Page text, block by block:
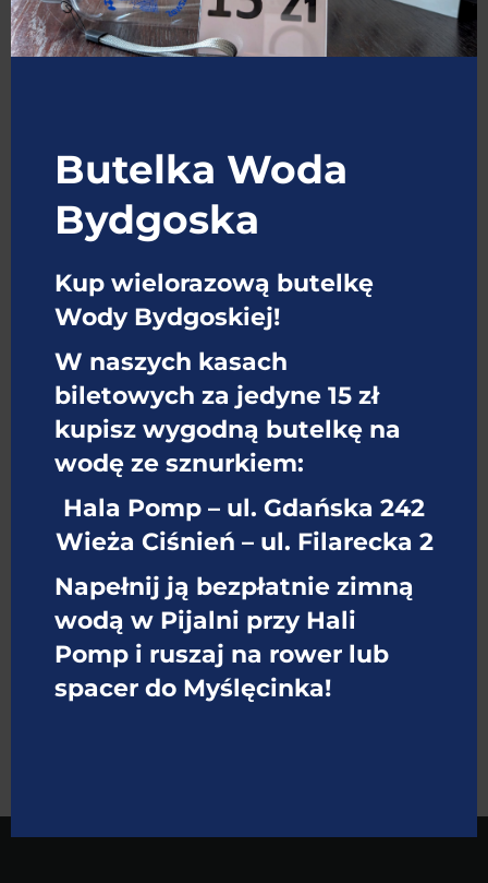
CIEKAWOSTKI
Butelka Woda
Bydgoska
Kup wielorazową butelkę
Wody Bydgoskiej!
W naszych kasach
biletowych za jedyne 15 zł
kupisz wygodną butelkę na
wodę ze sznurkiem:
Hala Pomp – ul. Gdańska 242
Wieża Ciśnień – ul. Filarecka 2
Napełnij ją bezpłatnie zimną
wodą w Pijalni przy Hali
Pomp i ruszaj na rower lub
spacer do Myślęcinka!